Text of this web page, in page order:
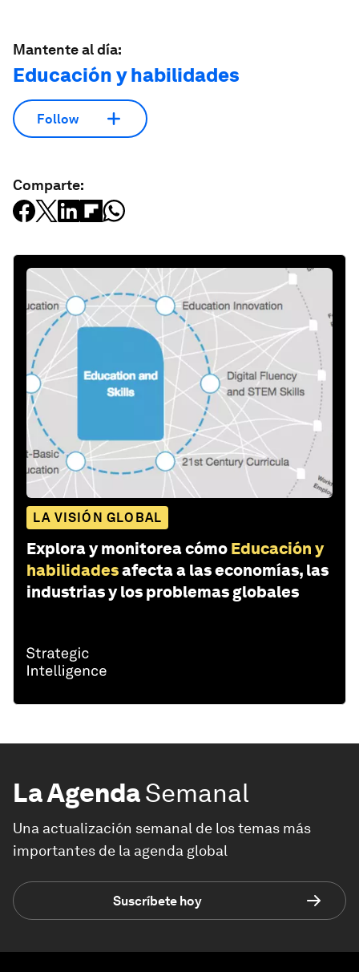
Mantente al día:
Educación y habilidades
Follow
Comparte:
LA VISIÓN GLOBAL
Explora y monitorea cómo Educación y
habilidadesafecta a las economías, las
industrias y los problemas globales
La AgendaSemanal
Una actualización semanal de los temas más
importantes de la agenda global
Suscríbete hoy